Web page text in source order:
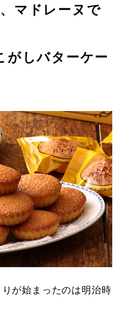
マドレーヌで
がしバターケー
が始まったのは明治時